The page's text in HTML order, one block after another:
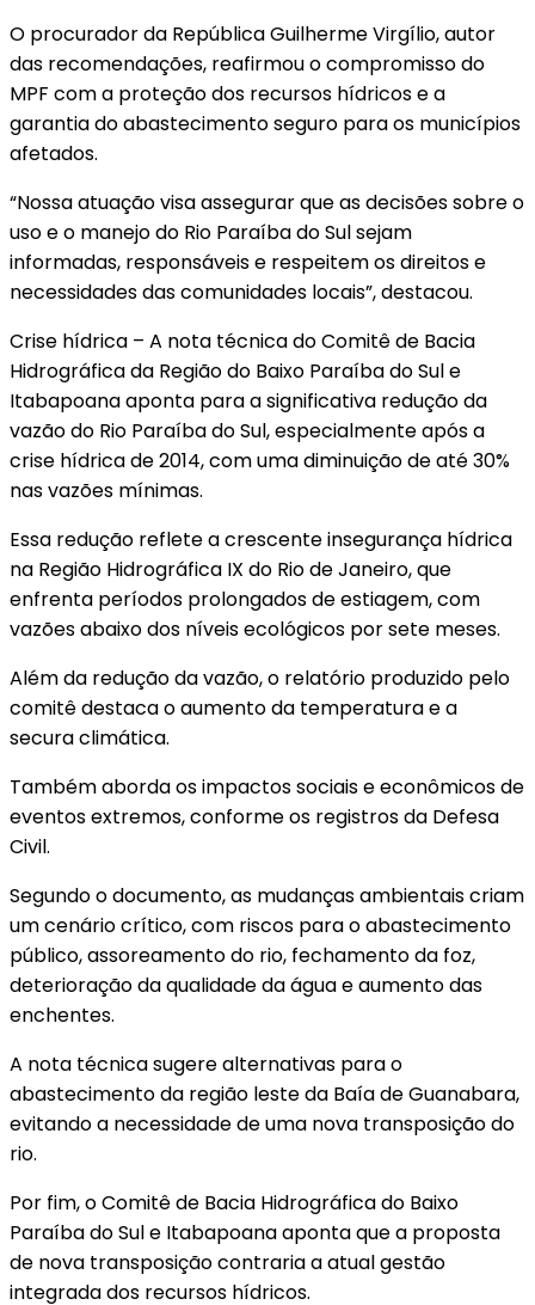
O procurador da República Guilherme Virgílio, autor
das recomendações, reafirmou o compromisso do
MPF com a proteção dos recursos hídricos e a
garantia do abastecimento seguro para os municípios
afetados.
“Nossa atuação visa assegurar que as decisões sobre o
uso e o manejo do Rio Paraíba do Sul sejam
informadas, responsáveis e respeitem os direitos e
necessidades das comunidades locais”, destacou.
Crise hídrica – A nota técnica do Comitê de Bacia
Hidrográfica da Região do Baixo Paraíba do Sul e
Itabapoana aponta para a significativa redução da
vazão do Rio Paraíba do Sul, especialmente após a
crise hídrica de 2014, com uma diminuição de até 30%
nas vazões mínimas.
Essa redução reflete a crescente insegurança hídrica
na Região Hidrográfica IX do Rio de Janeiro, que
enfrenta períodos prolongados de estiagem, com
vazões abaixo dos níveis ecológicos por sete meses.
Além da redução da vazão, o relatório produzido pelo
comitê destaca o aumento da temperatura e a
secura climática.
Também aborda os impactos sociais e econômicos de
eventos extremos, conforme os registros da Defesa
Civil.
Segundo o documento, as mudanças ambientais criam
um cenário crítico, com riscos para o abastecimento
público, assoreamento do rio, fechamento da foz,
deterioração da qualidade da água e aumento das
enchentes.
A nota técnica sugere alternativas para o
abastecimento da região leste da Baía de Guanabara,
evitando a necessidade de uma nova transposição do
rio.
Por fim, o Comitê de Bacia Hidrográfica do Baixo
Paraíba do Sul e Itabapoana aponta que a proposta
de nova transposição contraria a atual gestão
integrada dos recursos hídricos.